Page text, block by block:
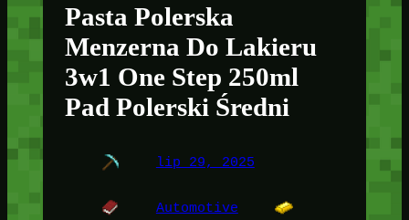
Pasta Polerska
Menzerna Do Lakieru
3w1 One Step 250ml
Pad Polerski Średni
lip 29, 2025
Automotive